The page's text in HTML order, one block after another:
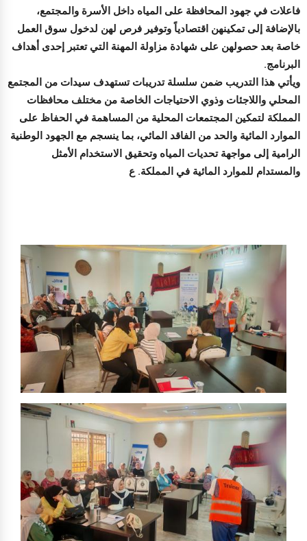
فاعلات في جهود المحافظة على المياه داخل الأسرة والمجتمع،
بالإضافة إلى تمكينهن اقتصادياً وتوفير فرص لهن لدخول سوق العمل
خاصة بعد حصولهن على شهادة مزاولة المهنة التي تعتبر إحدى أهداف
البرنامج.
ويأتي هذا التدريب ضمن سلسلة تدريبات تستهدف سيدات من المجتمع
المحلي واللاجئات وذوي الاحتياجات الخاصة من مختلف محافظات
المملكة لتمكين المجتمعات المحلية من المساهمة في الحفاظ على
الموارد المائية والحد من الفاقد المائي، بما ينسجم مع الجهود الوطنية
الرامية إلى مواجهة تحديات المياه وتحقيق الاستخدام الأمثل
والمستدام للموارد المائية في المملكة. ع